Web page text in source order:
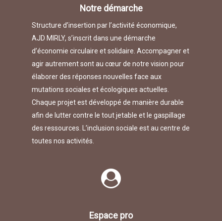
Notre démarche
Structure d’insertion par l’activité économique,
AJD MIRLY, s’inscrit dans une démarche
d’économie circulaire et solidaire. Accompagner et
agir autrement sont au cœur de notre vision pour
élaborer des réponses nouvelles face aux
mutations sociales et écologiques actuelles.
Chaque projet est développé de manière durable
afin de lutter contre le tout jetable et le gaspillage
des ressources. L’inclusion sociale est au centre de
toutes nos activités.
Espace pro